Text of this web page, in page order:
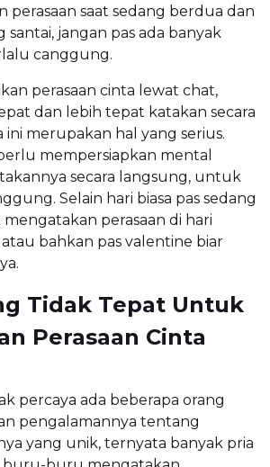
perasaan saat sedang berdua dan
santai, jangan pas ada banyak
canggung.
perasaan cinta lewat chat,
dan lebih tepat katakan secara
ini merupakan hal yang serius.
mempersiapkan mental
secara langsung, untuk
Selain hari biasa pas sedang
mengatakan perasaan di hari
bahkan pas valentine biar
Tidak Tepat Untuk
Perasaan Cinta
percaya ada beberapa orang
pengalamannya tentang
yang unik, ternyata banyak pria